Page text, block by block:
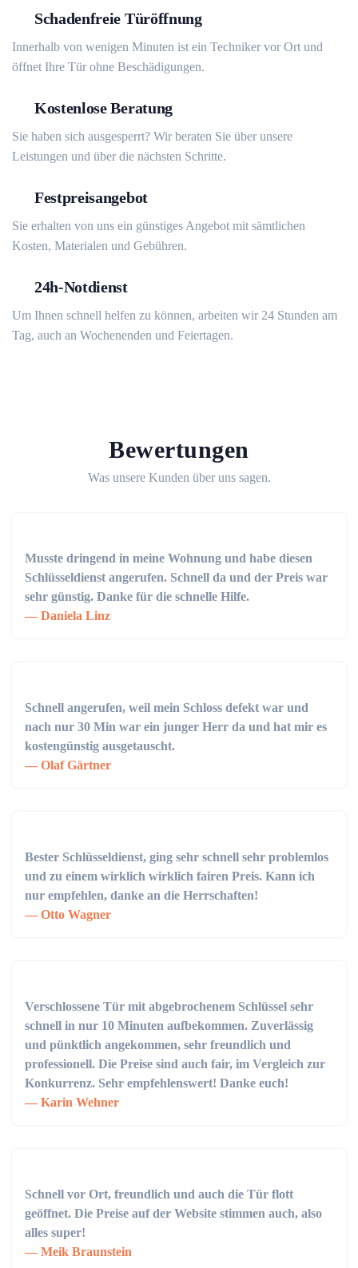
Schadenfreie Türöffnung
Innerhalb von wenigen Minuten ist ein Techniker vor Ort und
öffnet Ihre Tür ohne Beschädigungen.
Kostenlose Beratung
Sie haben sich ausgesperrt? Wir beraten Sie über unsere
Leistungen und über die nächsten Schritte.
Festpreisangebot
Sie erhalten von uns ein günstiges Angebot mit sämtlichen
Kosten, Materialen und Gebühren.
24h-Notdienst
Um Ihnen schnell helfen zu können, arbeiten wir 24 Stunden am
Tag, auch an Wochenenden und Feiertagen.
Bewertungen
Was unsere Kunden über uns sagen.
Musste dringend in meine Wohnung und habe diesen
Schlüsseldienst angerufen. Schnell da und der Preis war
sehr günstig. Danke für die schnelle Hilfe.
Daniela Linz
Schnell angerufen, weil mein Schloss defekt war und
nach nur 30 Min war ein junger Herr da und hat mir es
kostengünstig ausgetauscht.
Olaf Gärtner
Bester Schlüsseldienst, ging sehr schnell sehr problemlos
und zu einem wirklich wirklich fairen Preis. Kann ich
nur empfehlen, danke an die Herrschaften!
Otto Wagner
Verschlossene Tür mit abgebrochenem Schlüssel sehr
schnell in nur 10 Minuten aufbekommen. Zuverlässig
und pünktlich angekommen, sehr freundlich und
professionell. Die Preise sind auch fair, im Vergleich zur
Konkurrenz. Sehr empfehlenswert! Danke euch!
Karin Wehner
Schnell vor Ort, freundlich und auch die Tür flott
geöffnet. Die Preise auf der Website stimmen auch, also
alles super!
Meik Braunstein